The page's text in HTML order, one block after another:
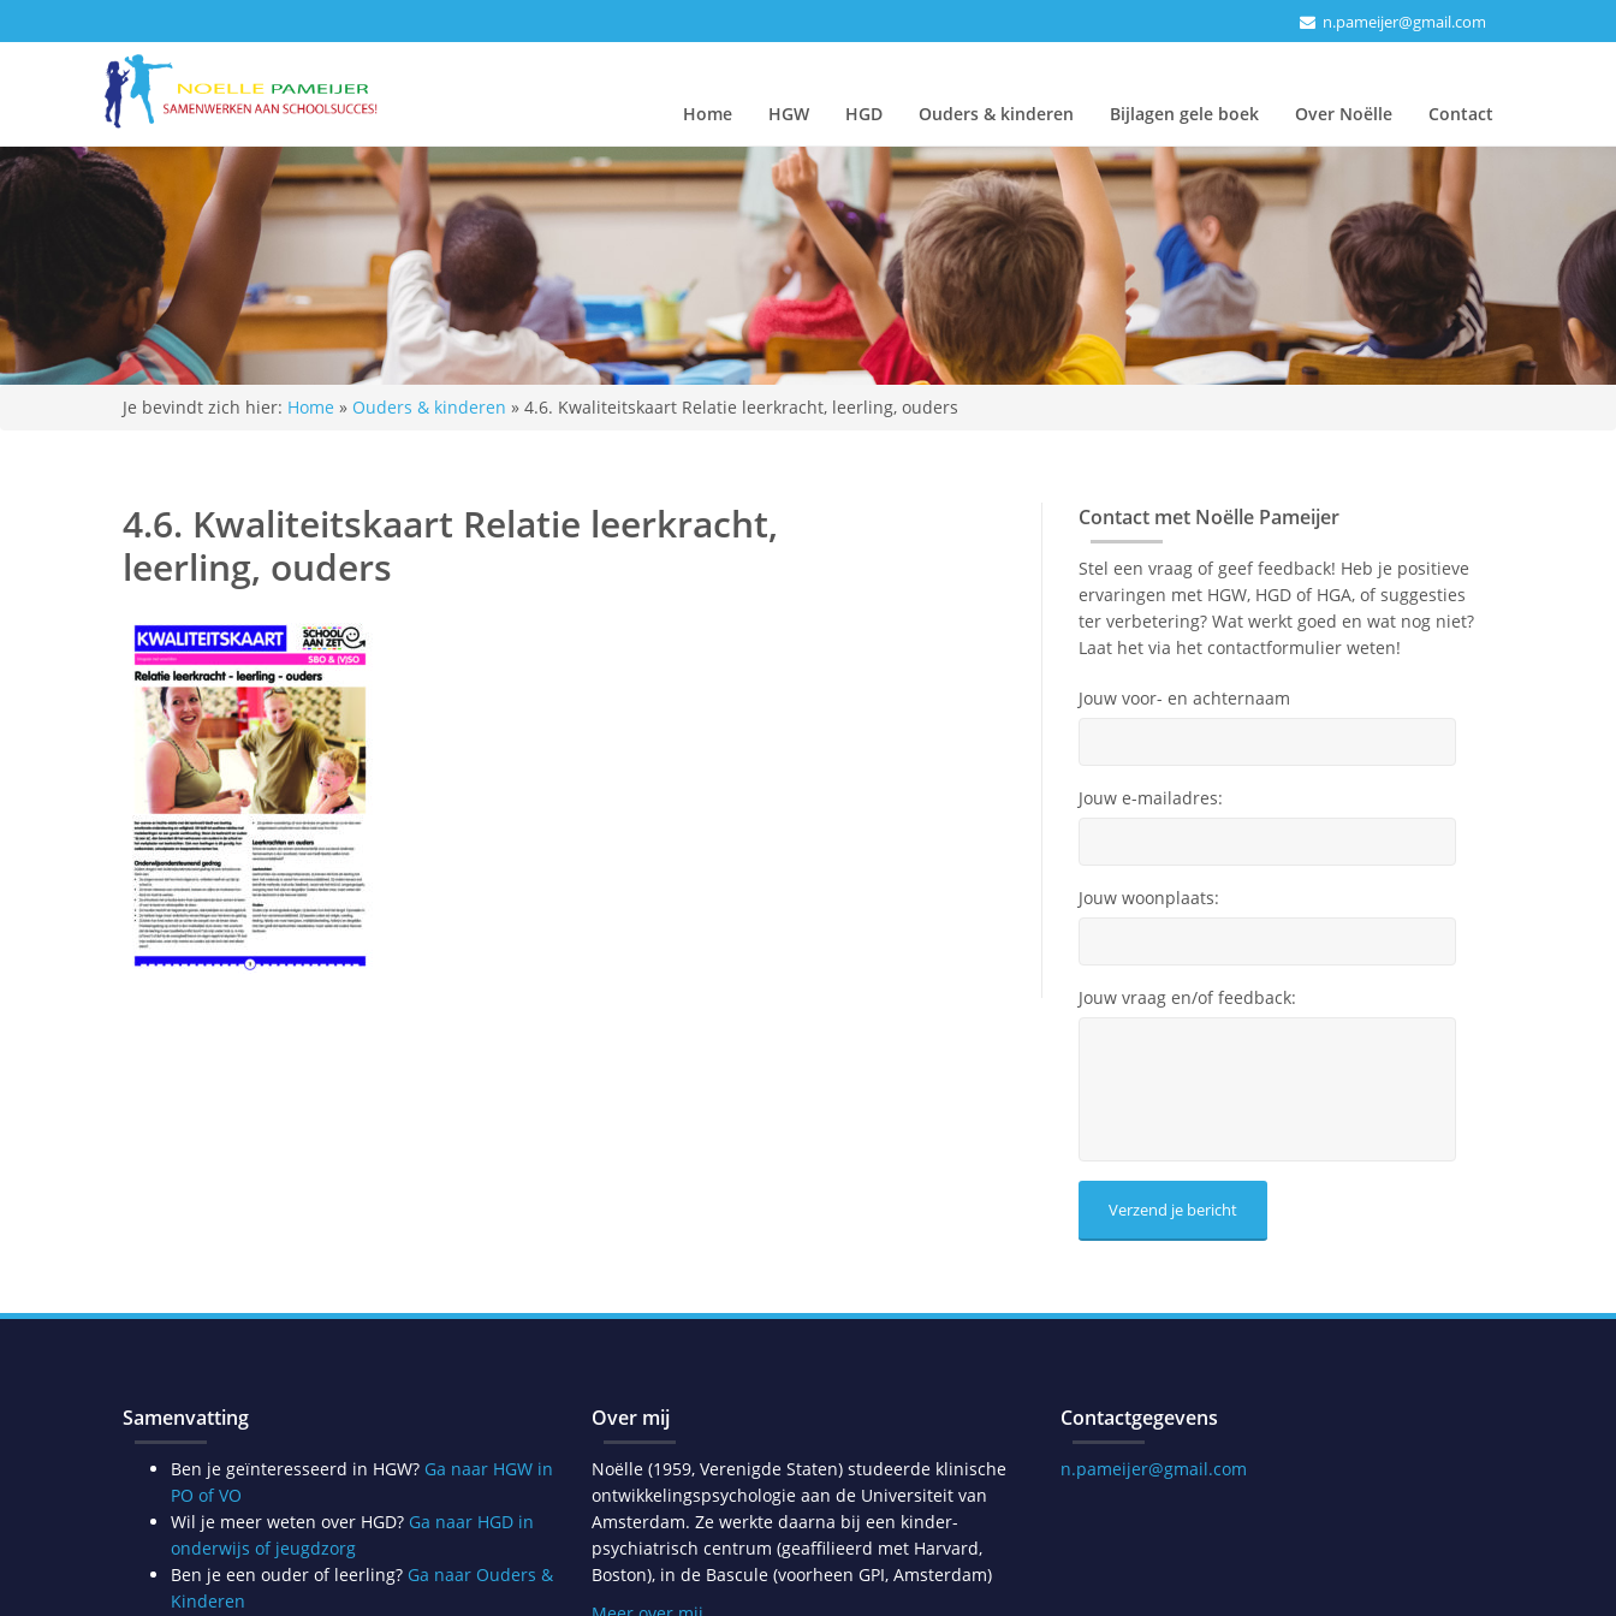
n.pameijer@gmail.com
Home HGW HGD Ouders & kinderen Bijlagen gele boek Over Noëlle Contact
Je bevindt zich hier: Home » Ouders & kinderen » 4.6. Kwaliteitskaart Relatie leerkracht, leerling, ouders
4.6. Kwaliteitskaart Relatie leerkracht,
leerling, ouders
Contact met Noëlle Pameijer
Stel een vraag of geef feedback! Heb je positieve
ervaringen met HGW, HGD of HGA, of suggesties
ter verbetering? Wat werkt goed en wat nog niet?
Laat het via het contactformulier weten!
Jouw voor- en achternaam
Jouw e-mailadres:
Jouw woonplaats:
Jouw vraag en/of feedback:
Samenvatting
Ben je geïnteresseerd in HGW? Ga naar HGW in
PO of VO
Wil je meer weten over HGD? Ga naar HGD in
onderwijs of jeugdzorg
Ben je een ouder of leerling? Ga naar Ouders &
Kinderen
Over mij
Noëlle (1959, Verenigde Staten) studeerde klinische
ontwikkelingspsychologie aan de Universiteit van
Amsterdam. Ze werkte daarna bij een kinder-
psychiatrisch centrum (geaffilieerd met Harvard,
Boston), in de Bascule (voorheen GPI, Amsterdam)
Contactgegevens
n.pameijer@gmail.com